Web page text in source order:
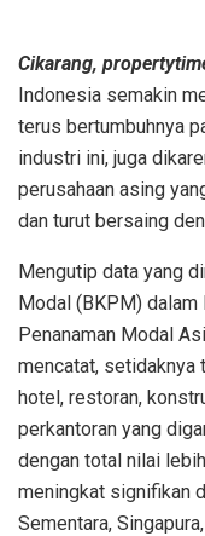
Cikarang,
Indonesia semakin
terus bertumbuhnya
industri ini, juga
perusahaan asing
dan turut bersaing
Mengutip data yang
Modal (BKPM)
Penanaman Modal
mencatat, setidaknya
hotel, restoran,
perkantoran yang
dengan total nilai
meningkat signifikan
Sementara,